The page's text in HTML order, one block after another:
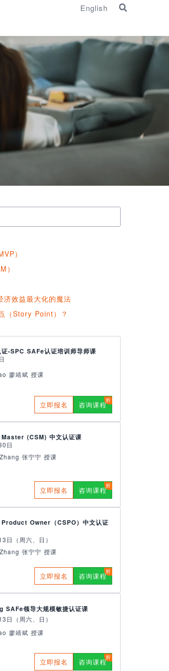
English
）
）
济效益最大化的魔法
（Story Point）？
-SPC SAFe认证培训师导师课
廖靖斌 授课
立即报名 咨询课程
(CSM) 中文认证课
日
张宁宁 授课
立即报名 咨询课程
Owner（CSPO）中文认证
日（周六、日）
张宁宁 授课
立即报名 咨询课程
SAFe领导大规模敏捷认证课
日（周六、日）
廖靖斌 授课
立即报名 咨询课程